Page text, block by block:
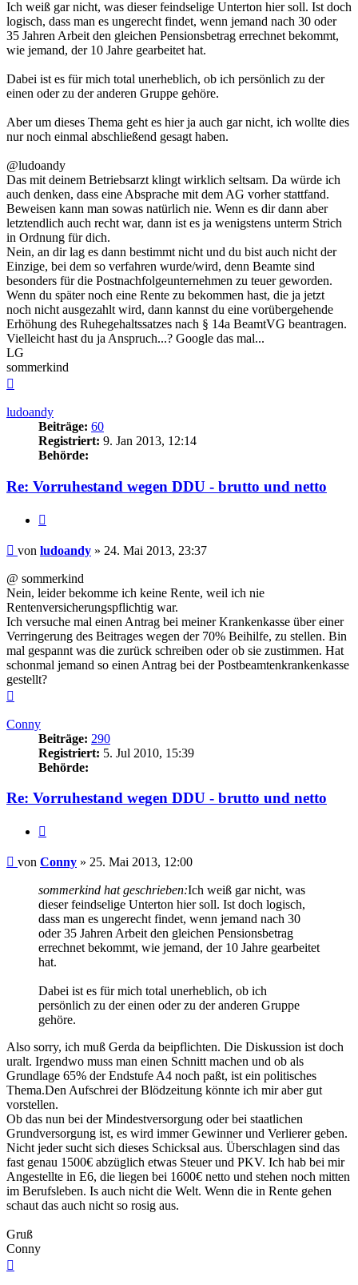
Ich weiß gar nicht, was dieser feindselige Unterton hier soll. Ist doch
logisch, dass man es ungerecht findet, wenn jemand nach 30 oder
35 Jahren Arbeit den gleichen Pensionsbetrag errechnet bekommt,
wie jemand, der 10 Jahre gearbeitet hat.
Dabei ist es für mich total unerheblich, ob ich persönlich zu der
einen oder zu der anderen Gruppe gehöre.
Aber um dieses Thema geht es hier ja auch gar nicht, ich wollte dies
nur noch einmal abschließend gesagt haben.
@ludoandy
Das mit deinem Betriebsarzt klingt wirklich seltsam. Da würde ich
auch denken, dass eine Absprache mit dem AG vorher stattfand.
Beweisen kann man sowas natürlich nie. Wenn es dir dann aber
letztendlich auch recht war, dann ist es ja wenigstens unterm Strich
in Ordnung für dich.
Nein, an dir lag es dann bestimmt nicht und du bist auch nicht der
Einzige, bei dem so verfahren wurde/wird, denn Beamte sind
besonders für die Postnachfolgeunternehmen zu teuer geworden.
Wenn du später noch eine Rente zu bekommen hast, die ja jetzt
noch nicht ausgezahlt wird, dann kannst du eine vorübergehende
Erhöhung des Ruhegehaltssatzes nach § 14a BeamtVG beantragen.
Vielleicht hast du ja Anspruch...? Google das mal...
LG
sommerkind
ludoandy
Beiträge: 60
Registriert: 9. Jan 2013, 12:14
Behörde:
Re: Vorruhestand wegen DDU - brutto und netto
Beitrag
von ludoandy » 24. Mai 2013, 23:37
@ sommerkind
Nein, leider bekomme ich keine Rente, weil ich nie
Rentenversicherungspflichtig war.
Ich versuche mal einen Antrag bei meiner Krankenkasse über einer
Verringerung des Beitrages wegen der 70% Beihilfe, zu stellen. Bin
mal gespannt was die zurück schreiben oder ob sie zustimmen. Hat
schonmal jemand so einen Antrag bei der Postbeamtenkrankenkasse
gestellt?
Conny
Beiträge: 290
Registriert: 5. Jul 2010, 15:39
Behörde:
Re: Vorruhestand wegen DDU - brutto und netto
Beitrag
von Conny » 25. Mai 2013, 12:00
sommerkind hat geschrieben:Ich weiß gar nicht, was
dieser feindselige Unterton hier soll. Ist doch logisch,
dass man es ungerecht findet, wenn jemand nach 30
oder 35 Jahren Arbeit den gleichen Pensionsbetrag
errechnet bekommt, wie jemand, der 10 Jahre gearbeitet
hat.
Dabei ist es für mich total unerheblich, ob ich
persönlich zu der einen oder zu der anderen Gruppe
gehöre.
Also sorry, ich muß Gerda da beipflichten. Die Diskussion ist doch
uralt. Irgendwo muss man einen Schnitt machen und ob als
Grundlage 65% der Endstufe A4 noch paßt, ist ein politisches
Thema.Den Aufschrei der Blödzeitung könnte ich mir aber gut
vorstellen.
Ob das nun bei der Mindestversorgung oder bei staatlichen
Grundversorgung ist, es wird immer Gewinner und Verlierer geben.
Nicht jeder sucht sich dieses Schicksal aus. Überschlagen sind das
fast genau 1500€ abzüglich etwas Steuer und PKV. Ich hab bei mir
Angestellte in E6, die liegen bei 1600€ netto und stehen noch mitten
im Berufsleben. Is auch nicht die Welt. Wenn die in Rente gehen
schaut das auch nicht so rosig aus.
Gruß
Conny